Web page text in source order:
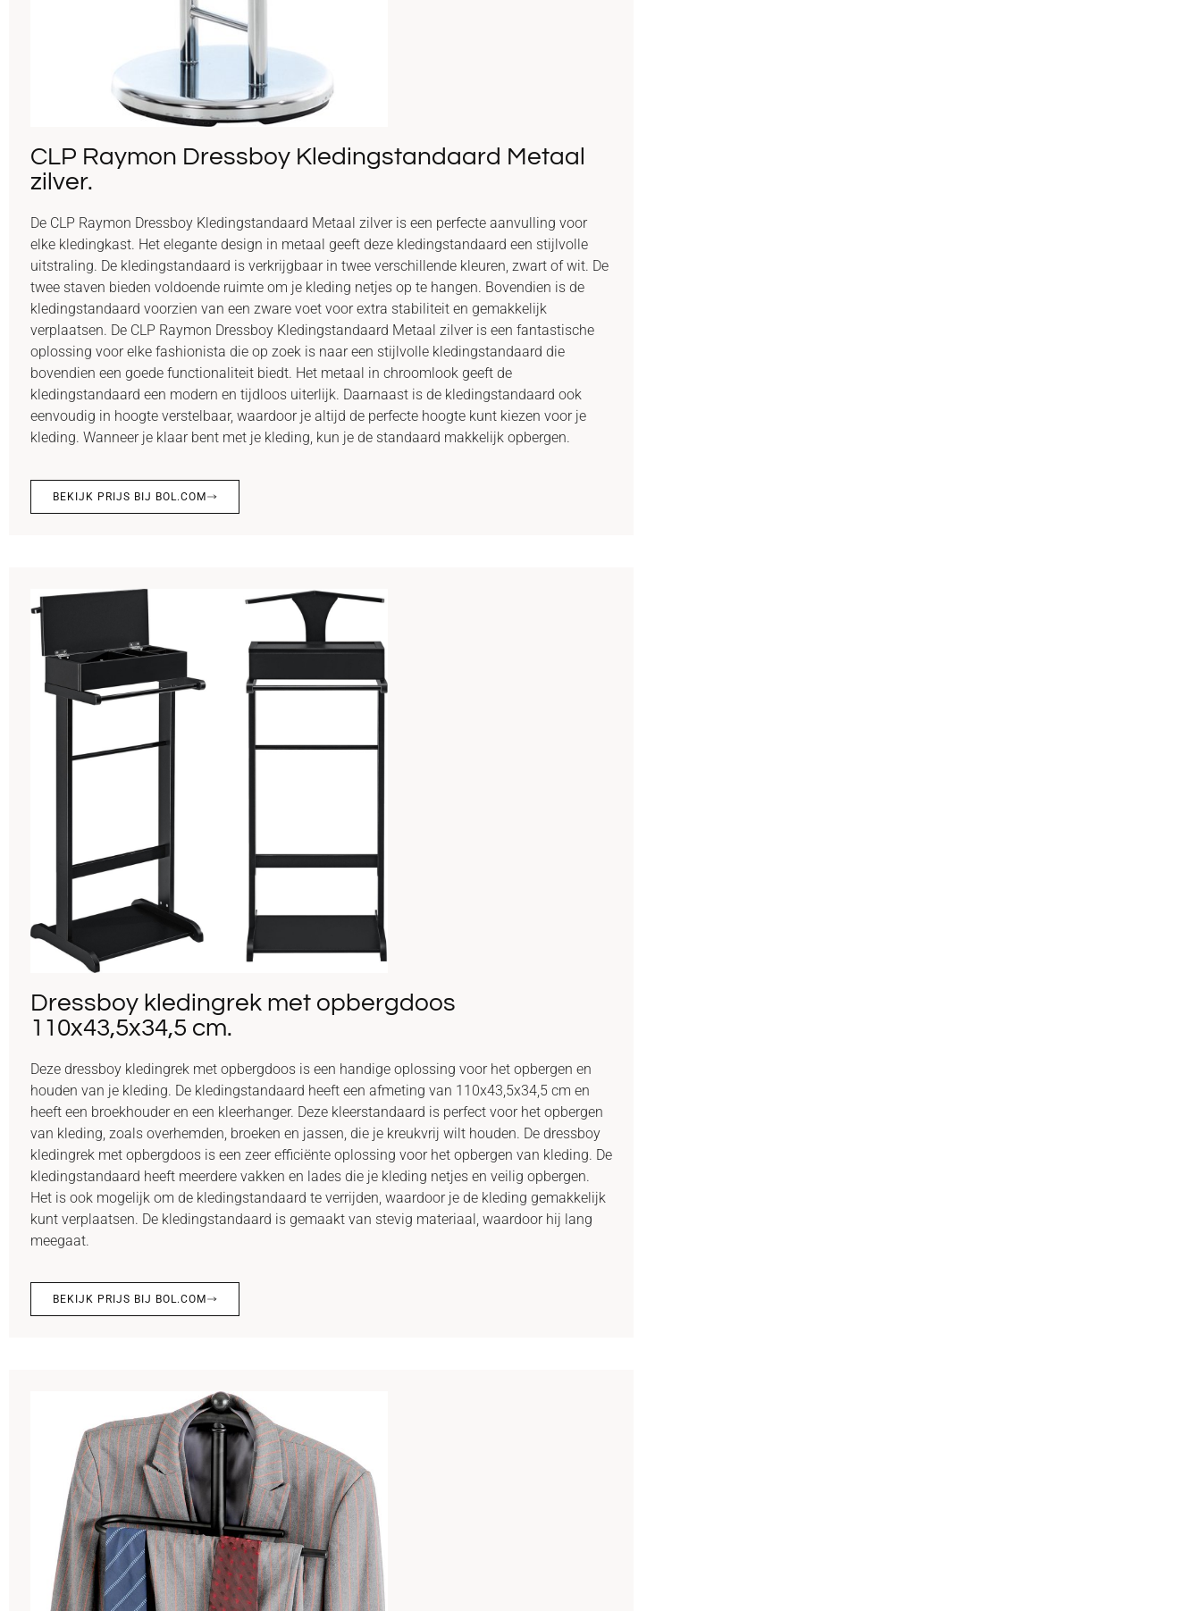
CLP Raymon Dressboy Kledingstandaard Metaal
zilver.
De CLP Raymon Dressboy Kledingstandaard Metaal zilver is een perfecte aanvulling voor
elke kledingkast. Het elegante design in metaal geeft deze kledingstandaard een stijlvolle
uitstraling. De kledingstandaard is verkrijgbaar in twee verschillende kleuren, zwart of wit. De
twee staven bieden voldoende ruimte om je kleding netjes op te hangen. Bovendien is de
kledingstandaard voorzien van een zware voet voor extra stabiliteit en gemakkelijk
verplaatsen. De CLP Raymon Dressboy Kledingstandaard Metaal zilver is een fantastische
oplossing voor elke fashionista die op zoek is naar een stijlvolle kledingstandaard die
bovendien een goede functionaliteit biedt. Het metaal in chroomlook geeft de
kledingstandaard een modern en tijdloos uiterlijk. Daarnaast is de kledingstandaard ook
eenvoudig in hoogte verstelbaar, waardoor je altijd de perfecte hoogte kunt kiezen voor je
kleding. Wanneer je klaar bent met je kleding, kun je de standaard makkelijk opbergen.
BEKIJK PRIJS BIJ BOL.COM
Dressboy kledingrek met opbergdoos
110x43,5x34,5 cm.
Deze dressboy kledingrek met opbergdoos is een handige oplossing voor het opbergen en
houden van je kleding. De kledingstandaard heeft een afmeting van 110x43,5x34,5 cm en
heeft een broekhouder en een kleerhanger. Deze kleerstandaard is perfect voor het opbergen
van kleding, zoals overhemden, broeken en jassen, die je kreukvrij wilt houden. De dressboy
kledingrek met opbergdoos is een zeer efficiënte oplossing voor het opbergen van kleding. De
kledingstandaard heeft meerdere vakken en lades die je kleding netjes en veilig opbergen.
Het is ook mogelijk om de kledingstandaard te verrijden, waardoor je de kleding gemakkelijk
kunt verplaatsen. De kledingstandaard is gemaakt van stevig materiaal, waardoor hij lang
meegaat.
BEKIJK PRIJS BIJ BOL.COM